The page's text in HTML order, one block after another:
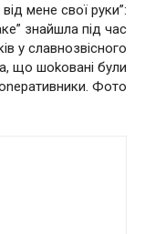
від мене свої руки”:
знайшла під час
у славнозвісного
що шоkовані були
Фото